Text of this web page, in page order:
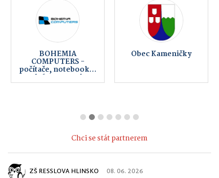
BOHEMIA
COMPUTERS -
počítače, notebooky,
telefony, servis,
internet
Obec Kameničky
Chci se stát partnerem
ZŠ RESSLOVA HLINSKO 08. 06. 2026